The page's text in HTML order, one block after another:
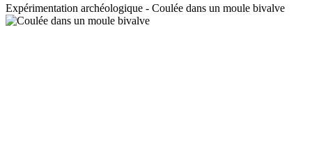
Expérimentation archéologique - Coulée dans un moule bivalve